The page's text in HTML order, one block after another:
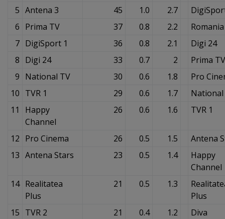
5 Antena 3 45 1.0 2.7
6 Prima TV 37 0.8 2.2
7 DigiSport 1 36 0.8 2.1
Digi 24
8 Digi 24 33 0.7 2
Prima TV
9 National TV 30 0.6 1.8
Pro
10 TVR 1 29 0.6 1.7
National
11
Happy
Channel
26 0.6 1.6 TVR 1
12 Pro Cinema 26 0.5 1.5
Antena
13 Antena Stars 23 0.5 1.4
Happy
Channel
14 Realitatea
Plus
21 0.5 1.3
Plus
15 TVR 2 21 0.4 1.2
Diva